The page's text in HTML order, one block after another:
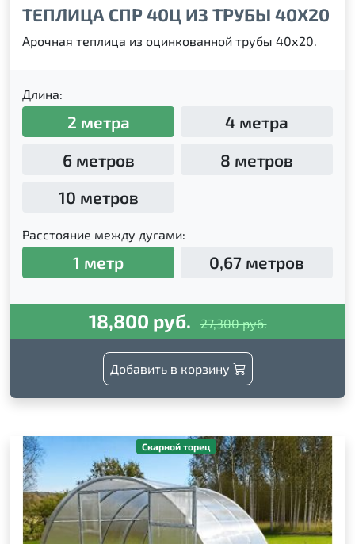
ТЕПЛИЦА СПР 40Ц ИЗ ТРУБЫ 40Х20
Арочная теплица из оцинкованной трубы 40х20.
Длина:
2 метра
4 метра
6 метров
8 метров
10 метров
Расстояние между дугами:
1 метр 0,67 метров
18,800 руб. 27,300 руб.
Добавить в корзину
Сварной торец